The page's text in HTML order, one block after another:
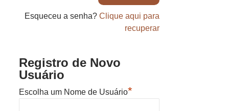
Esqueceu a senha? Clique aqui para
recuperar
Registro de Novo
Usuário
Escolha um Nome de Usuário*